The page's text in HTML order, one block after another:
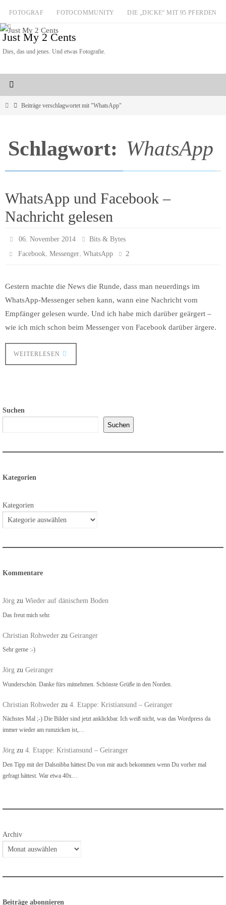
Zum
Inhalt
springen
FOTOGRAF FOTOCOMMUNITY DIE „DICKE“ MIT 95 PFERDEN
Just My 2 Cents
Dies, das und jenes. Und etwas Fotografie.
StartBeiträge verschlagwortet mit "WhatsApp"
Schlagwort: WhatsApp
WhatsApp und Facebook –
Nachricht gelesen
06. November 2014
Bits & Bytes
Facebook,Messenger,WhatsApp 2
Gestern machte die News die Runde, dass man neuerdings im
WhatsApp-Messenger sehen kann, wann eine Nachricht vom
Empfänger gelesen wurde. Und ich habe mich darüber geärgert –
wie ich mich schon beim Messenger von Facebook darüber ärgere.
WEITERLESEN
Suchen
Suchen
Kategorien
Kategorien
Kommentare
Jörg zu Wieder auf dänischem Boden
Das freut mich sehr.
Christian Rohweder zu Geiranger
Sehr gerne :-)
Jörg zu Geiranger
Wunderschön. Danke fürs mitnehmen. Schönste Grüße in den Norden.
Christian Rohweder zu 4. Etappe: Kristiansund – Geiranger
Nächstes Mal ;-) Die Bilder sind jetzt anklickbar. Ich weiß nicht, was das Wordpress da
immer wieder am rumzicken ist,…
Jörg zu 4. Etappe: Kristiansund – Geiranger
Den Tipp mit der Dalsnibba hättest Du von mir auch bekommen wenn Du vorher mal
gefragt hättest. War etwa 40x…
Archiv
Beiträge abonnieren